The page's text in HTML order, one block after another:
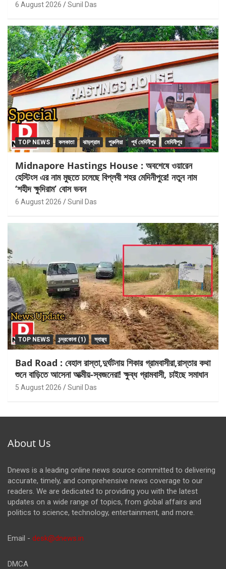
6 August 2026 Sunil Das
TOP NEWS কলকাতা ঝাড়গ্রাম পুরুলিয়া পূর্ব মেদিনীপুর মেদিনীপুর
Midnapore Hastings House : অবশেষে ওয়ারেন
হেস্টিংস এর নাম মুছতে চলেছে বিপ্লবী শহর মেদিনীপুরে! নতুন নাম
‘শহীদ ক্ষুদিরাম’ বোস ভবন
6 August 2026 Sunil Das
TOP NEWS চন্দ্রকোনা (1) স্বাস্থ্য
Bad Road : বেহাল রাস্তা,দুর্ঘটনায় শিকার গ্রামবাসীরা,রাস্তার কথা
শুনে বাড়িতে আসেনা আত্মীয়-স্বজনেরা! ক্ষুব্ধ গ্রামবাসী, চাইছে সমাধান
5 August 2026 Sunil Das
About Us
Dnews is a leading online news source committed to delivering
accurate, timely, and comprehensive news coverage to our
readers. We are dedicated to providing you with the latest
updates on a wide range of topics, from global affairs and
politics to science, technology, entertainment, and more.
Email - desk@dnews.in
DMCA